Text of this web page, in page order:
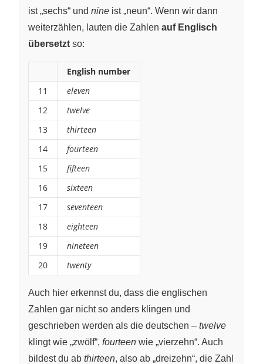
ist „sechs“ und nine ist „neun“. Wenn wir dann
weiterzählen, lauten die Zahlen auf Englisch
übersetzt so:
English number
11
eleven
12
twelve
13
thirteen
14
fourteen
15
fifteen
16
sixteen
17
seventeen
18
eighteen
19
nineteen
20
twenty
Auch hier erkennst du, dass die englischen
Zahlen gar nicht so anders klingen und
geschrieben werden als die deutschen – twelve
klingt wie „zwölf“, fourteen wie „vierzehn“. Auch
bildest du ab thirteen, also ab „dreizehn“, die Zahl